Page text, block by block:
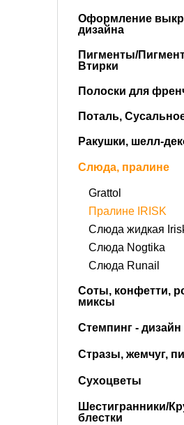
Оформление
дизайна
Пигменты/
Втирки
Полоски для
Поталь,
Ракушки, шелл-
Слюда, пралине
Grattol
Пралине IRISK
Слюда жидкая
Слюда Nogtika
Слюда Runail
Соты, конфетти,
миксы
Стемпинг - дизайн
Стразы, жемчуг,
Сухоцветы
Шестигранники/
блестки